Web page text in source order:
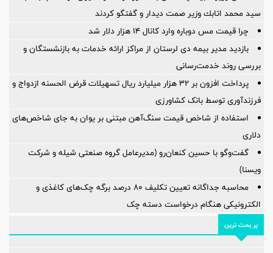
سيد محمد اتابك وزير صمت ديدار و گفتگو كردند
چرا قیمت مس دوباره وارد کانال ۱۴ هزار دلار شد
بازدید مدیر بیمه دی لرستان از مراکز ارائه خدمات به بازنشستگان و
بررسی روند خدمت‌رسانی
پرداخت افزون بر 32 هزار میلیارد ریال تسهیلات قرض الحسنه ازدواج و
فرزندآوری توسط بانک کشاورزی
استفاده از شاخص قیمت سنگ‌آهن مبتنی بر یوان به جای شاخص‌های
دلاری
گفت‌وگو با حسین كنعان‌رو (مدیرعامل گروه صنعتی شیله و شركت
ویسنا)
محاسبه جداگانه تعیین تکلیف 80 درصد برگه چک‌های کاغذی و
الکترونیکی هنگام درخواست دسته چک
پر بحث ترین